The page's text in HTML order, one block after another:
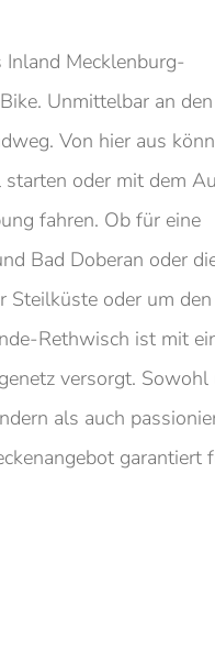
Inland Mecklenburg-
Unmittelbar an den
Von hier aus
oder mit dem
fahren. Ob für eine
Bad Doberan oder
Steilküste oder um den
Rethwisch ist mit
versorgt. Sowohl
als auch
garantiert